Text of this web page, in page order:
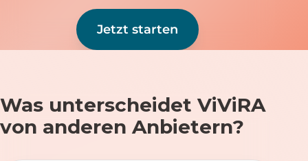
Jetzt starten
Was unterscheidet ViViRA
von anderen Anbietern?